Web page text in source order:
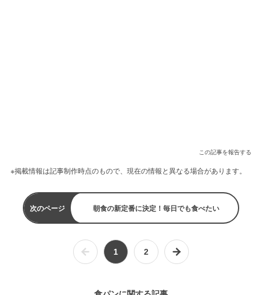
この記事を報告する
※掲載情報は記事制作時点のもので、現在の情報と異なる場合があります。
次のページ 朝食の新定番に決定！毎日でも食べたい
1 2